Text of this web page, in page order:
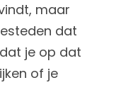
maar
dat
je op dat
of je